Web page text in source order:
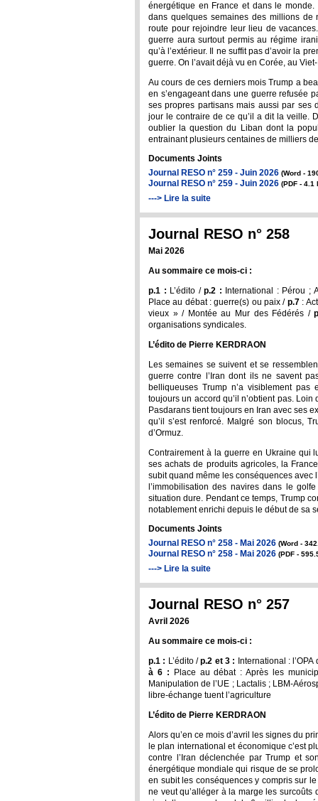
énergétique en France et dans le
dans quelques semaines des millions de
route pour rejoindre leur lieu de
guerre aura surtout permis au régime
qu’à l’extérieur. Il ne suffit pas d’avoir la
guerre. On l’avait déjà vu en Corée, au
Au cours de ces derniers mois Trump a
en s’engageant dans une guerre refusée
ses propres partisans mais aussi par ses
jour le contraire de ce qu’il a dit la veille.
oublier la question du Liban dont la
entrainant plusieurs centaines de milliers
Documents Joints
Journal RESO n° 259 - Juin 2026 (Word -
Journal RESO n° 259 - Juin 2026 (PDF - 4.1
---> Lire la suite
Journal RESO n° 258
Mai 2026
Au sommaire ce mois-ci :
p.1 : L’édito /p.2 : International : Pérou ;
Place au débat : guerre(s) ou paix / p.7:
vieux » / Montée au Mur des Fédérés /
organisations syndicales.
L’édito de Pierre KERDRAON
Les semaines se suivent et se
guerre contre l’Iran dont ils ne savent
belliqueuses Trump n’a visiblement
toujours un accord qu’il n’obtient pas.
Pasdarans tient toujours en Iran avec ses
qu’il s’est renforcé. Malgré son blocus,
d’Ormuz.
Contrairement à la guerre en Ukraine qui
ses achats de produits agricoles, la
subit quand même les conséquences avec
l’immobilisation des navires dans le
situation dure. Pendant ce temps, Trump
notablement enrichi depuis le début de sa
Documents Joints
Journal RESO n° 258 - Mai 2026 (Word -
Journal RESO n° 258 - Mai 2026 (PDF -
---> Lire la suite
Journal RESO n° 257
Avril 2026
Au sommaire ce mois-ci :
p.1 : L’édito /p.2 et 3 : International :
à 6 : Place au débat : Après les
Manipulation de l’UE ; Lactalis ; LBM-
libre-échange tuent l’agriculture
L’édito de Pierre KERDRAON
Alors qu’en ce mois d’avril les signes du
le plan international et économique c’est
contre l’Iran déclenchée par Trump et
énergétique mondiale qui risque de se
en subit les conséquences y compris sur
ne veut qu’alléger à la marge les surcoûts